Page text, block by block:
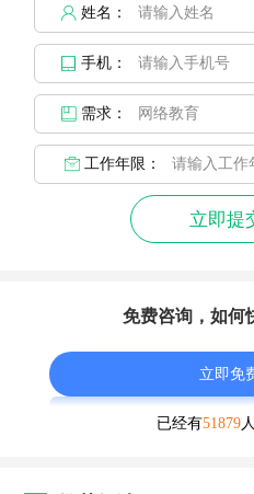
姓名：
手机：
需求：
工作年限：
立即提
免费咨询，如何
立即免
已经有51879